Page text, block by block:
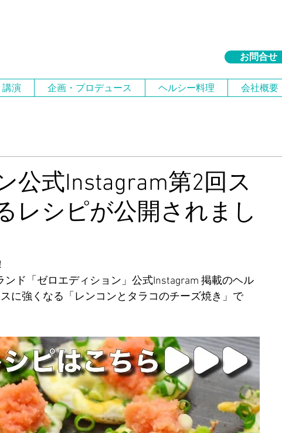
お問合せ
講演 企画・プロデュース ヘルシー料理 会社概要
公式Instagram第2回ス
レシピが公開されまし
ド「ゼロエディション」公式Instagram 掲載のヘル
に強くなる「レンコンとタラコのチーズ焼き」で